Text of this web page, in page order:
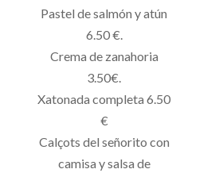
Pastel desalmón y atún
6.50 €.
Crema de zanahoria
3.50€.
Xatonada completa 6.50
€
Calçots del señorito con
camisa ysalsa de